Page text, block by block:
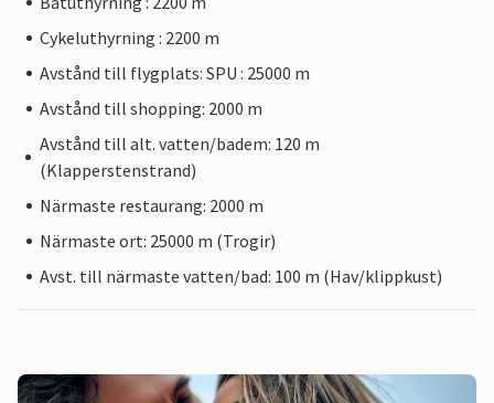
Cykeluthyrning : 2200 m
Avstånd till flygplats: SPU : 25000 m
Avstånd till shopping: 2000 m
Avstånd till alt. vatten/badem: 120 m
(Klapperstenstrand)
Närmaste restaurang: 2000 m
Närmaste ort: 25000 m (Trogir)
Avst. till närmaste vatten/bad: 100 m (Hav/klippkust)